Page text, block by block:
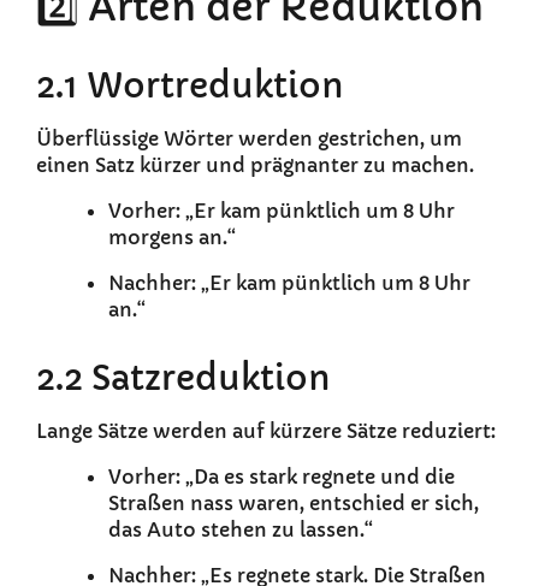
2.1 Wortreduktion
Überflüssige Wörter werden gestrichen, um
einen Satz kürzer und prägnanter zu machen.
Vorher: „Er kam pünktlich um 8 Uhr
morgens an.“
Nachher: „Er kam pünktlich um 8 Uhr
an.“
2.2 Satzreduktion
Lange Sätze werden auf kürzere Sätze reduziert:
Vorher: „Da es stark regnete und die
Straßen nass waren, entschied er sich,
das Auto stehen zu lassen.“
Nachher: „Es regnete stark. Die Straßen